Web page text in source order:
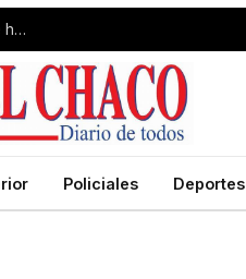
Lionel Messi viaja hacia a Rosario para despedir a su papá Jorge: a qué hora llegará
Policiales Deportes